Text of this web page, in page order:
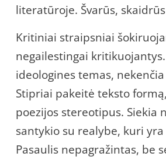
literatūroje. Švarūs,
Kritiniai straipsniai
negailestingai
ideologines temas,
Stipriai pakeitė teksto
poezijos stereotipus. Siekia
santykio su realybe, kuri
Pasaulis nepagražintas, be